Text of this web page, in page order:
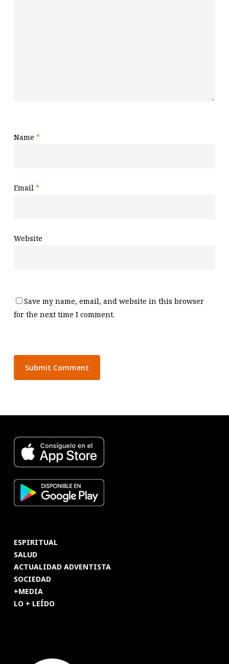
Name *
Email *
Website
Save my name, email, and website in this browser
for the next time I comment.
ESPIRITUAL
SALUD
ACTUALIDAD ADVENTISTA
SOCIEDAD
+MEDIA
LO + LEÍDO